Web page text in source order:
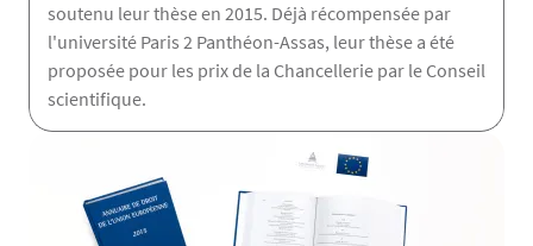
soutenu leur thèse en 2015. Déjà récompensée par
l'université Paris 2 Panthéon-Assas, leur thèse a été
proposée pour les prix de la Chancellerie par le Conseil
scientifique.